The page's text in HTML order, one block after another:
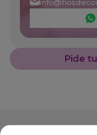
Pide